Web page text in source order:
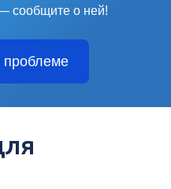
сообщите о ней!